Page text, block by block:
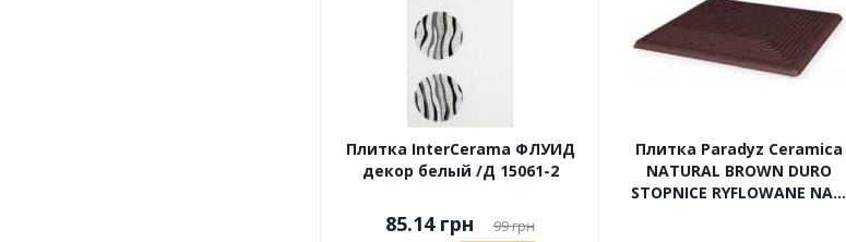
Плитка InterCerama ФЛУИД
декор белый /Д 15061-2
85.14грн 99грн
Плитка Paradyz Ceramica
NATURAL BROWN DURO
STOPNICE RYFLOWANE NA...